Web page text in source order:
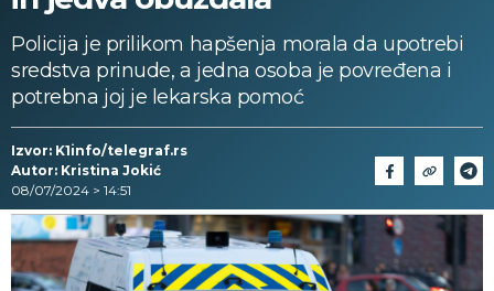
Policija je prilikom hapšenja morala da upotrebi
sredstva prinude, a jedna osoba je povređena i
potrebna joj je lekarska pomoć
Izvor: K1info/telegraf.rs
Autor: Kristina Jokić
08/07/2024 > 14:51